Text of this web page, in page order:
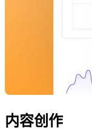
内容创作